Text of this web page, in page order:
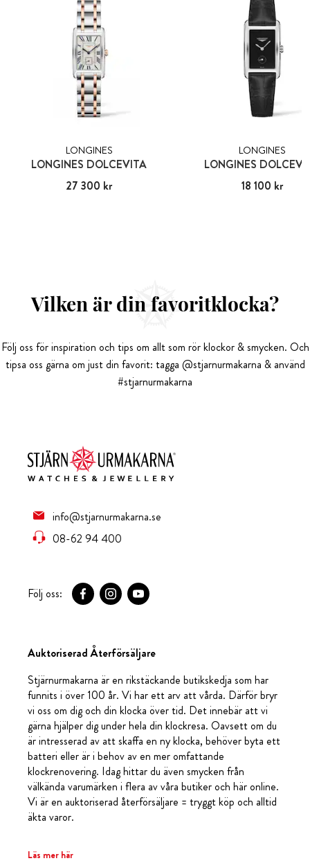
LONGINES
LONGINES DOLCEVITA
Pris:27 300 kr
27 300 kr
LONGINES
LONGINES
Pris: 18 100 kr
18 100 kr
Vilken är din favoritklocka?
Följ oss för inspiration och tips om allt som rör klockor & smycken. Och
tipsa oss gärna om just din favorit: tagga @stjarnurmakarna & använd
#stjarnurmakarna
info@stjarnurmakarna.se
08-62 94 400
Följ oss:
Auktoriserad Återförsäljare
Stjärnurmakarna är en rikstäckande butikskedja som har
funnits i över 100 år. Vi har ett arv att vårda. Därför bryr
vi oss om dig och din klocka över tid. Det innebär att vi
gärna hjälper dig under hela din klockresa. Oavsett om du
är intresserad av att skaffa en ny klocka, behöver byta ett
batteri eller är i behov av en mer omfattande
klockrenovering. Idag hittar du även smycken från
välkända varumärken i flera av våra butiker och här online.
Vi är en auktoriserad återförsäljare = tryggt köp och alltid
äkta varor.
Läs mer här